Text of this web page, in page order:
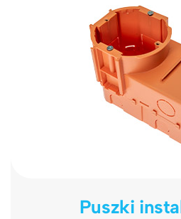
Puszki